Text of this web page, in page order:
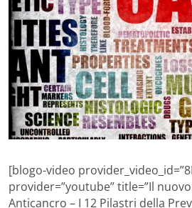
[blogo-video
provider=”youtube” title=”Il
Anticancro – I 12 Pilastri della